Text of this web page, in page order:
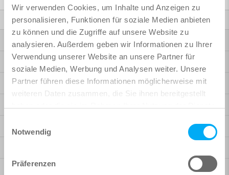
Wir verwenden Cookies, um Inhalte und Anzeigen zu
personalisieren, Funktionen für soziale Medien anbieten
zu können und die Zugriffe auf unsere Website zu
analysieren. Außerdem geben wir Informationen zu Ihrer
Verwendung unserer Website an unsere Partner für
soziale Medien, Werbung und Analysen weiter. Unsere
Partner führen diese Informationen möglicherweise mit
weiteren Daten zusammen, die Sie ihnen bereitgestellt
Notwendig
Präferenzen
Finite Elemente
Highlights SOFiSTiK 2027
Highlights SOFiSTiK 2026
Highlights SOFiSTiK 2025
Mehr Möglichkeiten